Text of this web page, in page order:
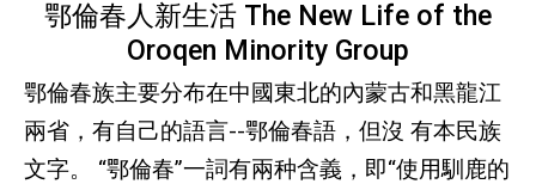
鄂倫春人新生活 The New Life of the
Oroqen Minority Group
鄂倫春族主要分布在中國東北的內蒙古和黑龍江
兩省，有自己的語言--鄂倫春語，但沒 有本民族
文字。 “鄂倫春”一詞有兩种含義，即“使用馴鹿的